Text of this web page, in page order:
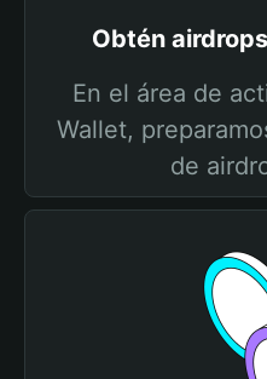
Obtén
En el área de
Wallet,
de